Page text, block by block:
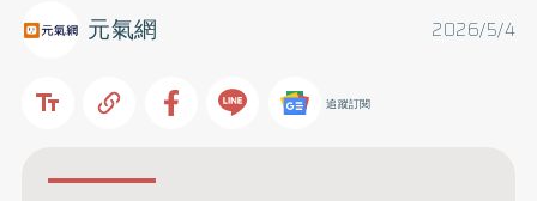
2026/5/4
元氣網
追蹤訂閱